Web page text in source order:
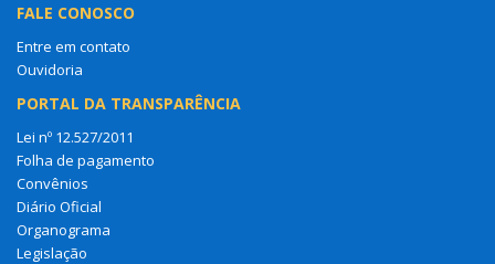
FALE CONOSCO
Entre em contato
Ouvidoria
PORTAL DA TRANSPARÊNCIA
Lei nº 12.527/2011
Folha de pagamento
Convênios
Diário Oficial
Organograma
Legislação